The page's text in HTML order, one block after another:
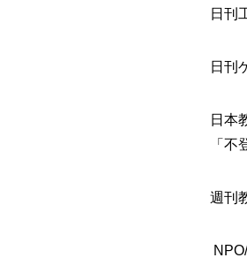
日刊
日刊
日本
「
週刊